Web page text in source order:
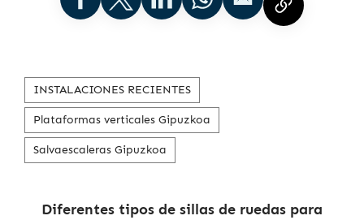
INSTALACIONES RECIENTES
Plataformas verticales Gipuzkoa
Salvaescaleras Gipuzkoa
Diferentes tipos de sillas de ruedas para